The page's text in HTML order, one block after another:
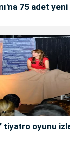
75 adet yeni
tiyatro oyunu